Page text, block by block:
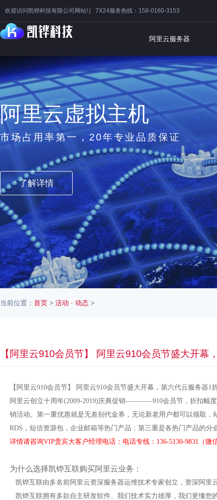
欢迎访问凯铧科技有限公司网站! | 7X24服务热线：158-0160-3153
阿里云服务器
阿里云虚拟主机
市场占用率第一，20年专业品质保证
了解详情
当前位置： 首页 > 活动 · 动态 >
【阿里云910会员节】 阿里云910会员节盛大开幕
【阿里云910会员节】 阿里云910会员节盛大开幕，第六代云服务器1
阿里云创立十周年(2009-2019)庆典促销————910会员节，折扣幅
销活动。第一重优惠就是无差别代金券，无论新老用户都可以领取
RDS，短信资源包，企业邮箱等热门产品；第三重是各热门产品的
详情请咨询VIP贵宾大客户经理电话：电话专线：136-5130-9831（微
为什么选择凯铧互联购买阿里云业务：
凯铧互联由多名前阿里云资深服务器运维技术专家创立，资深阿里
凯铧互联拥有多款自主研发软件、我们技术实力雄厚，我们更懂您